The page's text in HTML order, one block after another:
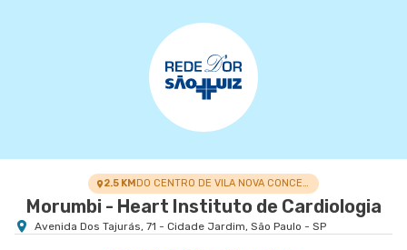
2.5 KM DO CENTRO DE VILA NOVA CONCEIÇÃO
Morumbi - Heart Instituto de Cardiologia
Avenida Dos Tajurás, 71 - Cidade Jardim, São Paulo - SP